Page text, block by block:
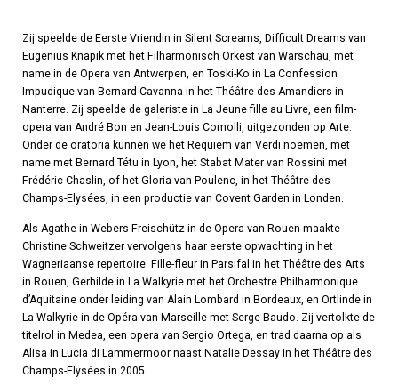
Zij speelde de Eerste Vriendin in Silent Screams, Difficult Dreams van
Eugenius Knapik met het Filharmonisch Orkest van Warschau, met
name in de Opera van Antwerpen, en Toski-Ko in La Confession
Impudique van Bernard Cavanna in het Théâtre des Amandiers in
Nanterre. Zij speelde de galeriste in La Jeune fille au Livre, een film-
opera van André Bon en Jean-Louis Comolli, uitgezonden op Arte.
Onder de oratoria kunnen we het Requiem van Verdi noemen, met
name met Bernard Tétu in Lyon, het Stabat Mater van Rossini met
Frédéric Chaslin, of het Gloria van Poulenc, in het Théâtre des
Champs-Elysées, in een productie van Covent Garden in Londen.
Als Agathe in Webers Freischütz in de Opera van Rouen maakte
Christine Schweitzer vervolgens haar eerste opwachting in het
Wagneriaanse repertoire: Fille-fleur in Parsifal in het Théâtre des Arts
in Rouen, Gerhilde in La Walkyrie met het Orchestre Philharmonique
d’Aquitaine onder leiding van Alain Lombard in Bordeaux, en Ortlinde in
La Walkyrie in de Opéra van Marseille met Serge Baudo. Zij vertolkte de
titelrol in Medea, een opera van Sergio Ortega, en trad daarna op als
Alisa in Lucia di Lammermoor naast Natalie Dessay in het Théâtre des
Champs-Elysées in 2005.